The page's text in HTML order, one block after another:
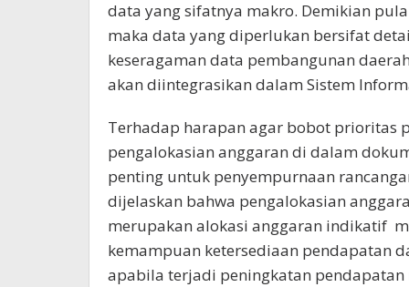
data yang sifatnya makro. Demikian
maka data yang diperlukan bersifat
keseragaman data pembangunan
akan diintegrasikan dalam Sistem
Terhadap harapan agar bobot prioritas
pengalokasian anggaran di dalam
penting untuk penyempurnaan
dijelaskan bahwa pengalokasian
merupakan alokasi anggaran indikatif
kemampuan ketersediaan pendapatan
apabila terjadi peningkatan